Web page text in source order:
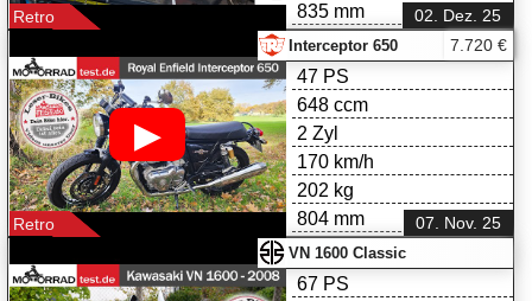
02. Dez. 25
Retro
835 mm
▶
Interceptor 650
07. Nov. 25
Retro
7.720 €
47 PS
648 ccm
2 Zyl
170 km/h
202 kg
804 mm
VN 1600 Classic
67 PS